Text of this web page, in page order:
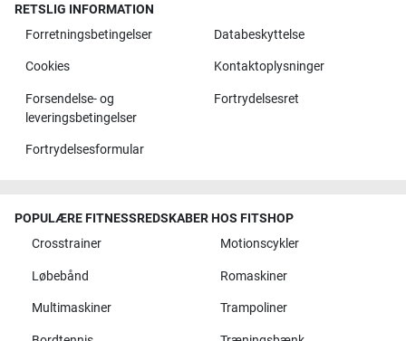
RETSLIG INFORMATION
Forretningsbetingelser
Databeskyttelse
Cookies Kontaktoplysninger
Forsendelse- og
leveringsbetingelser
Fortrydelsesret
Fortrydelsesformular
POPULÆRE FITNESSREDSKABER HOS FITSHOP
Crosstrainer
Motionscykler
Løbebånd Romaskiner
Multimaskiner Trampoliner